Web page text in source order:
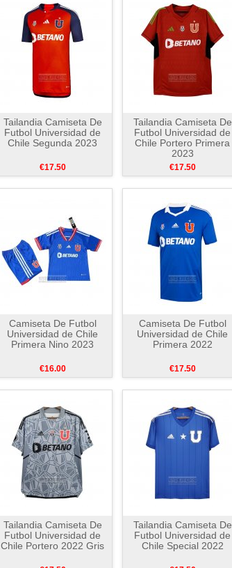
Tailandia Camiseta De
Futbol Universidad de
Chile Segunda 2023
€17.50
Tailandia Camiseta De
Futbol Universidad de
Chile Portero Primera
2023
€17.50
Camiseta De Futbol
Universidad de Chile
Primera Nino 2023
€16.00
Camiseta De Futbol
Universidad de Chile
Primera 2022
€17.50
Tailandia Camiseta De
Futbol Universidad de
Chile Portero 2022 Gris
Tailandia Camiseta De
Futbol Universidad de
Chile Special 2022